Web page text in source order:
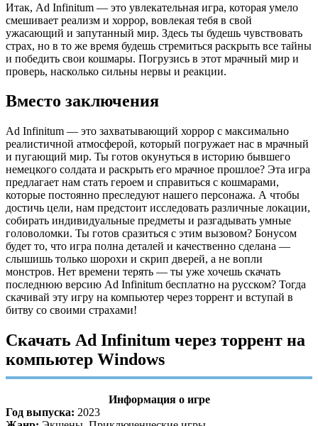
Итак, Ad Infinitum — это увлекательная игра, которая умело
смешивает реализм и хоррор, вовлекая тебя в свой
ужасающий и запутанный мир. Здесь ты будешь чувствовать
страх, но в то же время будешь стремиться раскрыть все тайны
и победить свои кошмары. Погрузись в этот мрачный мир и
проверь, насколько сильны нервы и реакции.
Вместо заключения
Ad Infinitum — это захватывающий хоррор с максимально
реалистичной атмосферой, который погружает нас в мрачный
и пугающий мир. Ты готов окунуться в историю бывшего
немецкого солдата и раскрыть его мрачное прошлое? Эта игра
предлагает нам стать героем и справиться с кошмарами,
которые постоянно преследуют нашего персонажа. А чтобы
достичь цели, нам предстоит исследовать различные локации,
собирать индивидуальные предметы и разгадывать умные
головоломки. Ты готов сразиться с этим вызовом? Бонусом
будет то, что игра полна деталей и качественно сделана —
слышишь только шорохи и скрип дверей, а не вопли
монстров. Нет времени терять — ты уже хочешь скачать
последнюю версию Ad Infinitum бесплатно на русском? Тогда
скачивай эту игру на компьютер через торрент и вступай в
битву со своими страхами!
Скачать Ad Infinitum через торрент на
компьютер Windows
Информация о игре
Год выпуска: 2023